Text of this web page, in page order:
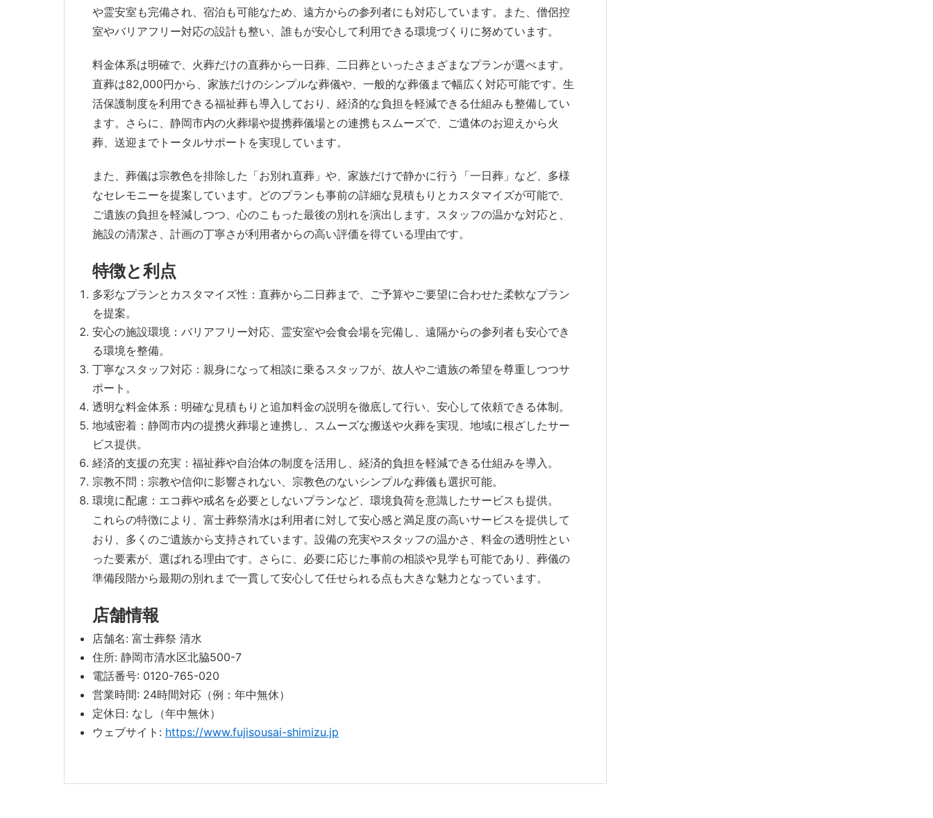
や霊安室も完備され、宿泊も可能なため、遠方からの参列者にも対応しています。また、僧侶控
室やバリアフリー対応の設計も整い、誰もが安心して利用できる環境づくりに努めています。
料金体系は明確で、火葬だけの直葬から一日葬、二日葬といったさまざまなプランが選べます。
直葬は82,000円から、家族だけのシンプルな葬儀や、一般的な葬儀まで幅広く対応可能です。生
活保護制度を利用できる福祉葬も導入しており、経済的な負担を軽減できる仕組みも整備してい
ます。さらに、静岡市内の火葬場や提携葬儀場との連携もスムーズで、ご遺体のお迎えから火
葬、送迎までトータルサポートを実現しています。
また、葬儀は宗教色を排除した「お別れ直葬」や、家族だけで静かに行う「一日葬」など、多様
なセレモニーを提案しています。どのプランも事前の詳細な見積もりとカスタマイズが可能で、
ご遺族の負担を軽減しつつ、心のこもった最後の別れを演出します。スタッフの温かな対応と、
施設の清潔さ、計画の丁寧さが利用者からの高い評価を得ている理由です。
特徴と利点
多彩なプランとカスタマイズ性：直葬から二日葬まで、ご予算やご要望に合わせた柔軟なプラン
を提案。
安心の施設環境：バリアフリー対応、霊安室や会食会場を完備し、遠隔からの参列者も安心でき
る環境を整備。
丁寧なスタッフ対応：親身になって相談に乗るスタッフが、故人やご遺族の希望を尊重しつつサ
ポート。
透明な料金体系：明確な見積もりと追加料金の説明を徹底して行い、安心して依頼できる体制。
地域密着：静岡市内の提携火葬場と連携し、スムーズな搬送や火葬を実現、地域に根ざしたサー
ビス提供。
経済的支援の充実：福祉葬や自治体の制度を活用し、経済的負担を軽減できる仕組みを導入。
宗教不問：宗教や信仰に影響されない、宗教色のないシンプルな葬儀も選択可能。
環境に配慮：エコ葬や戒名を必要としないプランなど、環境負荷を意識したサービスも提供。
これらの特徴により、富士葬祭清水は利用者に対して安心感と満足度の高いサービスを提供して
おり、多くのご遺族から支持されています。設備の充実やスタッフの温かさ、料金の透明性とい
った要素が、選ばれる理由です。さらに、必要に応じた事前の相談や見学も可能であり、葬儀の
準備段階から最期の別れまで一貫して安心して任せられる点も大きな魅力となっています。
店舗情報
店舗名: 富士葬祭 清水
住所: 静岡市清水区北脇500-7
電話番号: 0120-765-020
営業時間: 24時間対応（例：年中無休）
定休日: なし（年中無休）
ウェブサイト: https://www.fujisousai-shimizu.jp